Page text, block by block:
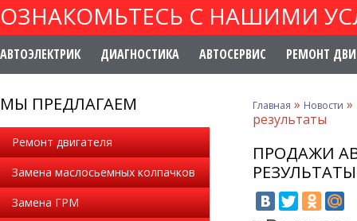
ОЗНАКОМЬТЕСЬ С НАШИМИ
АВТОЭЛЕКТРИК ДИАГНОСТИКА АВТОСЕРВИС РЕМОНТ
МЫ ПРЕДЛАГАЕМ
Ремонт двигателя
Замена маслосьемных колпачков
Замена ГРМ
Главная » Новости »
результаты
ПРОДАЖИ
РЕЗУЛЬТАТЫ